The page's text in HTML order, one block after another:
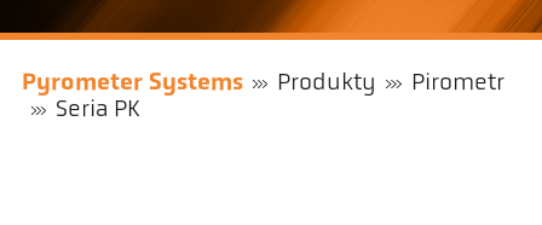
Pyrometer Systems Produkty
Pirometr
Seria PK